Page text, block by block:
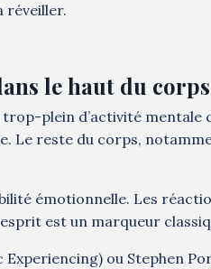
réveiller.
le haut du corps
plein d’activité mentale
Le reste du corps,
émotionnelle. Les
est un marqueur
ou Stephen